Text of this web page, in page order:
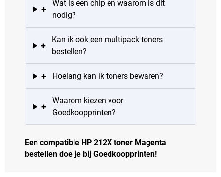
+
Wat is een chip en waarom is dit
nodig?
+
Kan ik ook een multipack toners
bestellen?
+ Hoelang kan ik toners bewaren?
+
Waarom kiezen voor
Goedkoopprinten?
Een compatible HP 212X toner Magenta
bestellen doe je bij Goedkoopprinten!